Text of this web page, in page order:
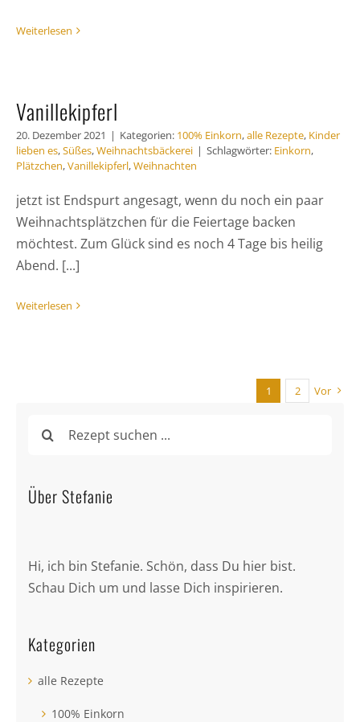
Weiterlesen
Vanillekipferl
20. Dezember 2021 | Kategorien: 100% Einkorn,alle Rezepte, Kinder
lieben es,Süßes,Weihnachtsbäckerei | Schlagwörter: Einkorn,
Plätzchen,Vanillekipferl,Weihnachten
jetzt ist Endspurt angesagt, wenn du noch ein paar
Weihnachtsplätzchen für die Feiertage backen
möchtest. Zum Glück sind es noch 4 Tage bis heilig
Abend. [...]
Weiterlesen
1 2 Vor
nach:
Über Stefanie
Hi, ich bin Stefanie. Schön, dass Du hier bist.
Schau Dich um und lasse Dich inspirieren.
Kategorien
alle Rezepte
100% Einkorn